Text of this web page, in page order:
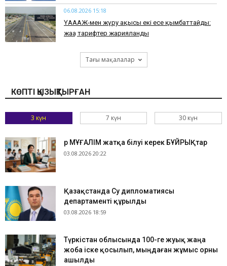
06.08.2026 15:18
ҮАААЖ-мен жүру ақысы екі есе қымбаттайды:
жаңа тарифтер жарияланды
Тағы мақалалар
КӨПТІ ҚЫЗЫҚТЫРҒАН
3 күн 7 күн 30 күн
Әр МҰҒАЛІМ жатқа білуі керек БҰЙРЫҚтар
03.08.2026 20:22
Қазақстанда Су дипломатиясы
департаменті құрылды
03.08.2026 18:59
Түркістан облысында 100-ге жуық жаңа
жоба іске қосылып, мыңдаған жұмыс орны
ашылды